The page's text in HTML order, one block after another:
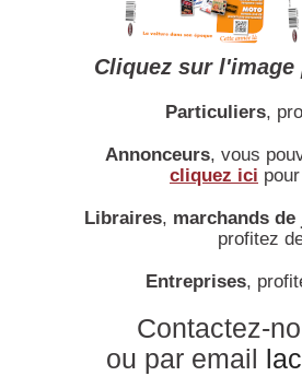
Accueil | Conseiller à un
Cliquez sur
Particuliers,
Annonceurs, vous
cliquez ici
Libraires, marchands de
profitez
Entreprises,
Contactez-
ou par email